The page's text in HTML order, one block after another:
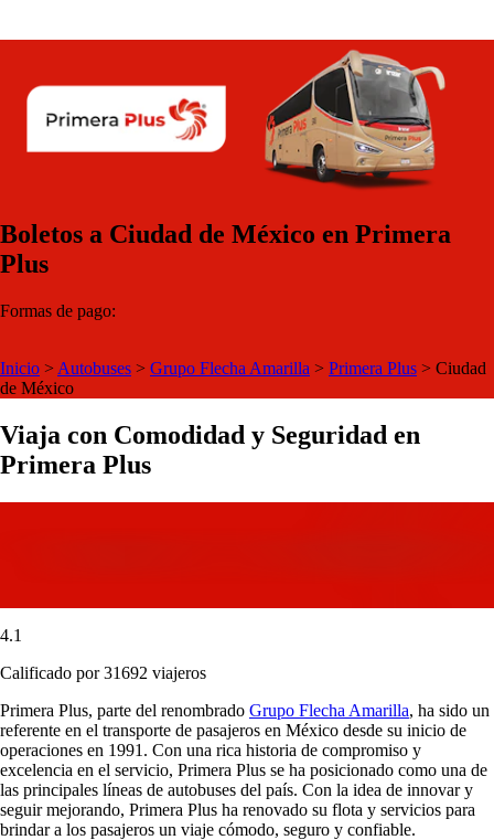
Boletos a Ciudad de México en Primera
Plus
Formas de pago:
Inicio > Autobuses > Grupo Flecha Amarilla > Primera Plus > Ciudad
de México
Viaja con Comodidad y Seguridad en
Primera Plus
4.1
Calificado por 31692 viajeros
Primera Plus, parte del renombrado Grupo Flecha Amarilla, ha sido un
referente en el transporte de pasajeros en México desde su inicio de
operaciones en 1991. Con una rica historia de compromiso y
excelencia en el servicio, Primera Plus se ha posicionado como una de
las principales líneas de autobuses del país. Con la idea de innovar y
seguir mejorando, Primera Plus ha renovado su flota y servicios para
brindar a los pasajeros un viaje cómodo, seguro y confiable.